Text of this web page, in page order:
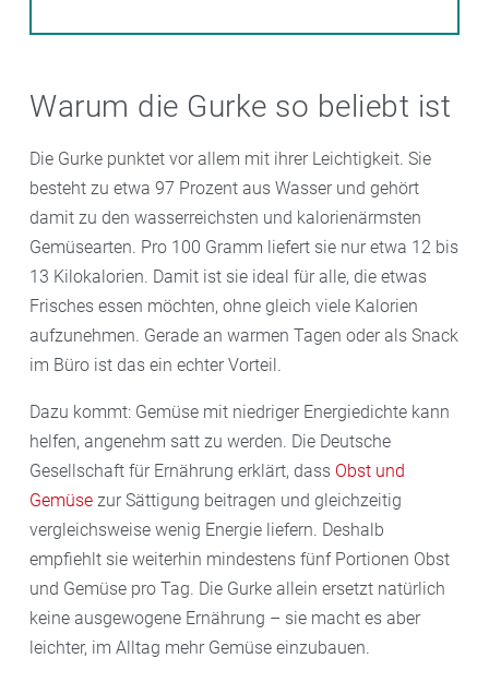
Warum die Gurke so beliebt ist
Die Gurke punktet vor allem mit ihrer Leichtigkeit. Sie
besteht zu etwa 97 Prozent aus Wasser und gehört
damit zu den wasserreichsten und kalorienärmsten
Gemüsearten. Pro 100 Gramm liefert sie nur etwa 12 bis
13 Kilokalorien. Damit ist sie ideal für alle, die etwas
Frisches essen möchten, ohne gleich viele Kalorien
aufzunehmen. Gerade an warmen Tagen oder als Snack
im Büro ist das ein echter Vorteil.
Dazu kommt: Gemüse mit niedriger Energiedichte kann
helfen, angenehm satt zu werden. Die Deutsche
Gesellschaft für Ernährung erklärt, dass Obst und
Gemüse zur Sättigung beitragen und gleichzeitig
vergleichsweise wenig Energie liefern. Deshalb
empfiehlt sie weiterhin mindestens fünf Portionen Obst
und Gemüse pro Tag. Die Gurke allein ersetzt natürlich
keine ausgewogene Ernährung – sie macht es aber
leichter, im Alltag mehr Gemüse einzubauen.